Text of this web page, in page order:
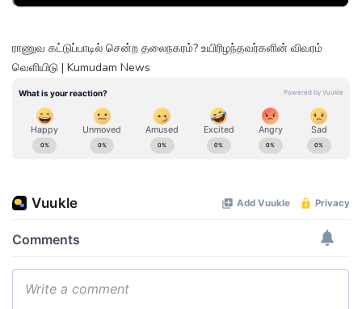
ராணுவ கட்டுப்பாடில் சென்ற தலைநகரம்? உயிரிழந்தவர்களின் விவரம்
வெளியிடு | Kumudam News